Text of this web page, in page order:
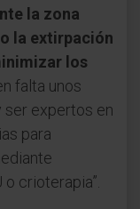
la zona
la extirpación
los
falta unos
ser expertos en
para
crioterapia”.